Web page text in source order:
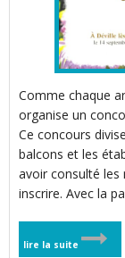
Comme chaque
organise un
Ce concours
balcons et les
avoir consulté les
inscrire. Avec la
lire la suite